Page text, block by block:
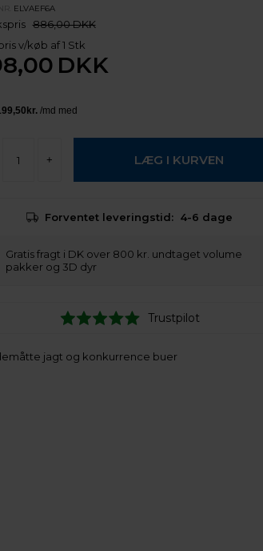
ELVAEF6A
886,00 DKK
v/køb af 1 Stk
DKK
+
Forventet leveringstid: 4-6 dage
Gratis fragt i DK over 800 kr. undtaget volume
pakker og 3D dyr
Trustpilot
jagt og konkurrence buer